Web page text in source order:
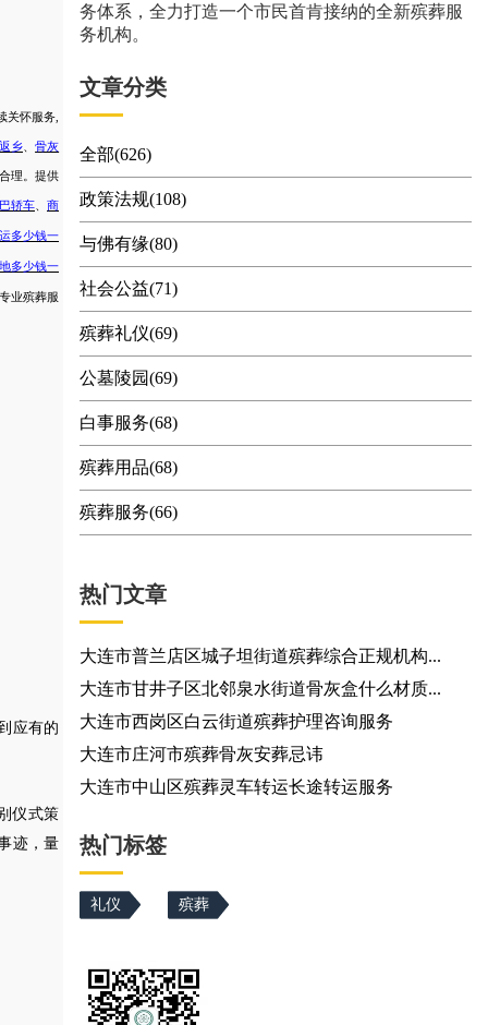
关怀服务
乡 、骨灰
理 。 提供
轿车 商
多少钱一
多少钱一
业殡葬服
应有的
仪式策
迹，量
务体系，全力打造一个市民首肯接纳的全新殡葬服
务机构。
文章分类
全部(626)
政策法规(108)
与佛有缘(80)
社会公益(71)
殡葬礼仪(69)
公墓陵园(69)
白事服务(68)
殡葬用品(68)
殡葬服务(66)
热门文章
大连市普兰店区城子坦街道殡葬综合正规机构...
大连市甘井子区北邻泉水街道骨灰盒什么材质...
大连市西岗区白云街道殡葬护理咨询服务
大连市庄河市殡葬骨灰安葬忌讳
大连市中山区殡葬灵车转运长途转运服务
热门标签
礼仪 殡葬